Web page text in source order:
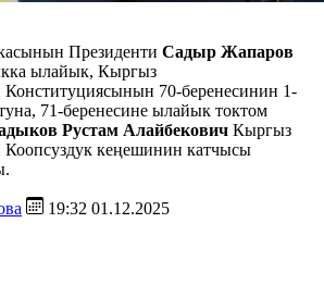
Президенти Садыр Жапаров
ылайык, Кыргыз
70-беренесинин 1-
71-беренесине ылайык токтом
Рустам Алайбекович Кыргыз
кеңешинин катчысы
19:32 01.12.2025